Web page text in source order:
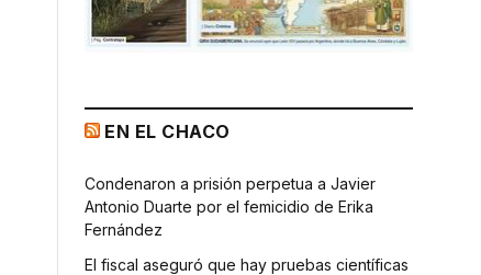
EN EL CHACO
Condenaron a prisión perpetua a Javier
Antonio Duarte por el femicidio de Erika
Fernández
El fiscal aseguró que hay pruebas científicas